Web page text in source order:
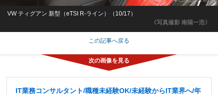
《写真撮影 南陽一浩》
VW ティグアン 新型（eTSI R-ライン）（10/17）
この記事へ戻る
IT業務コンサルタント/職種未経験OK/未経験からIT業界へ/年